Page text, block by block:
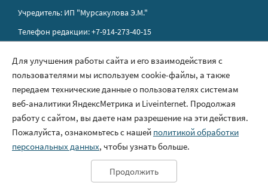
Учредитель: ИП "Мурсакулова Э.М."
Телефон редакции: +7-914-273-40-15
Правила сайта
Политика обработки персональных данных
Размещение рекламы
Контакты
Для улучшения работы сайта и его взаимодействия с
пользователями мы используем cookie-файлы, а также
передаем технические данные о пользователях системам
веб-аналитики ЯндексМетрика и Liveinternet. Продолжая
работу с сайтом, вы даете нам разрешение на эти действия.
Пожалуйста, ознакомьтесь с нашей политикой обработки
персональных данных, чтобы узнать больше.
Продолжить